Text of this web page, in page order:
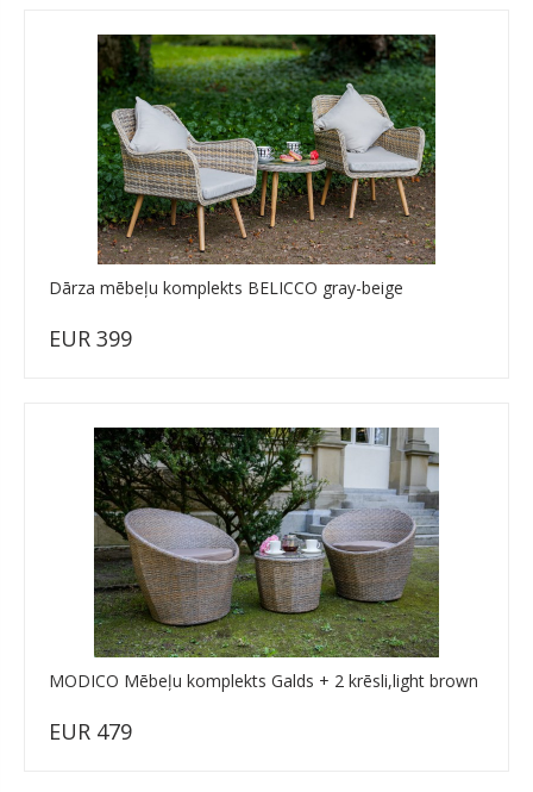
Dārza mēbeļu komplekts BELICCO gray-beige
EUR 399
MODICO Mēbeļu komplekts Galds + 2 krēsli,light brown
EUR 479